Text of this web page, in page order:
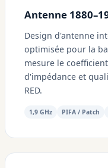
Antenne
Design d'antenne
optimisée pour la
mesure le
d'impédance et
RED.
1,9 GHz PIFA / Patch